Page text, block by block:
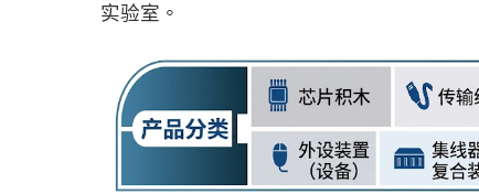
实验室。